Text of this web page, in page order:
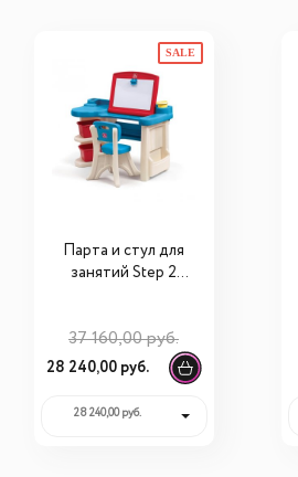
SALE
Парта и стул для
занятий Step 2
37 160,00 руб.
28 240,00 руб.
28 240,00 руб.